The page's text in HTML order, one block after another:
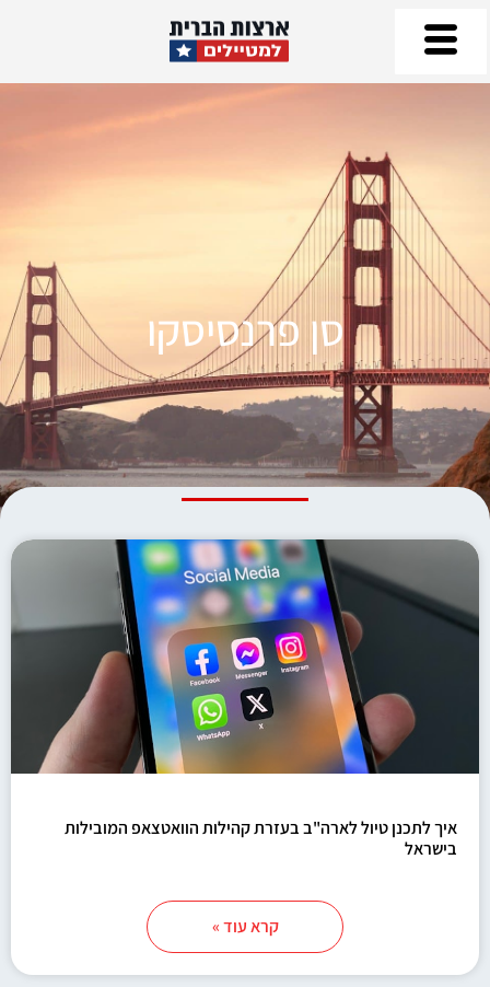
סן פרנסיסקו
איך לתכנן טיול לארה"ב בעזרת קהילות הוואטצאפ המובילות
בישראל
קרא עוד »